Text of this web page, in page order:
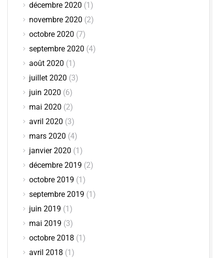
décembre 2020 (1)
novembre 2020 (2)
octobre 2020 (7)
septembre 2020 (4)
août 2020 (1)
juillet 2020 (3)
juin 2020 (6)
mai 2020 (2)
avril 2020 (3)
mars 2020 (4)
janvier 2020 (1)
décembre 2019 (2)
octobre 2019 (1)
septembre 2019 (1)
juin 2019 (1)
mai 2019 (3)
octobre 2018 (1)
avril 2018 (1)